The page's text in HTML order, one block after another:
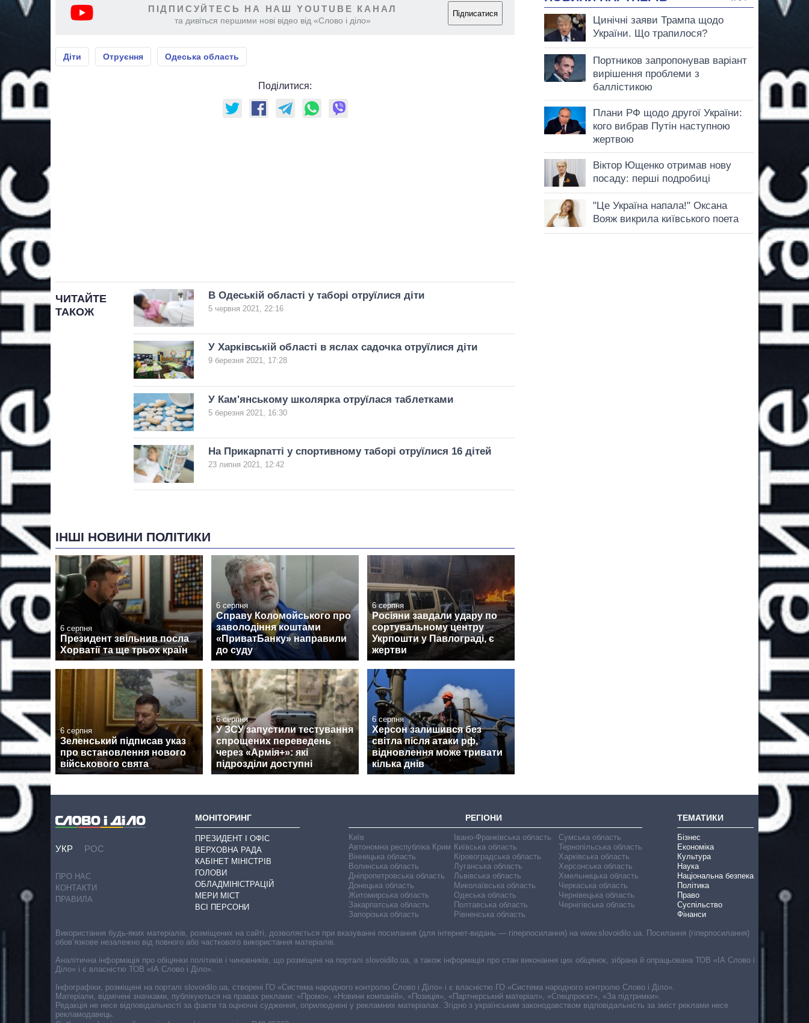
ПІДПИСУЙТЕСЬ НА НАШ YOUTUBE КАНАЛ
та дивіться першими нові відео від «Слово і діло»
Підписатися
Діти Отруєння Одеська область
Поділитися:
ЧИТАЙТЕ
ТАКОЖ
В Одеській області у таборі отруїлися діти
5 червня 2021, 22:16
У Харківській області в яслах садочка отруїлися діти
9 березня 2021, 17:28
У Кам'янському школярка отруїлася таблетками
5 березня 2021, 16:30
На Прикарпатті у спортивному таборі отруїлися 16 дітей
23 липня 2021, 12:42
ІНШІ НОВИНИ ПОЛІТИКИ
6 серпня
Президент звільнив посла
Хорватії та ще трьох країн
6 серпня
Справу Коломойського про
заволодіння коштами
«ПриватБанку» направили
до суду
6 серпня
Росіяни завдали удару по
сортувальному центру
Укрпошти у Павлограді, є
жертви
6 серпня
Зеленський підписав указ
про встановлення нового
військового свята
6 серпня
У ЗСУ запустили тестування
спрощених переведень
через «Армія+»: які
підрозділи доступні
6 серпня
Херсон залишився без
світла після атаки рф,
відновлення може тривати
кілька днів
УКР РОС
ПРО НАС
КОНТАКТИ
ПРАВИЛА
МОНІТОРИНГ
ПРЕЗИДЕНТ І ОФІС
ВЕРХОВНА РАДА
КАБІНЕТ МІНІСТРІВ
ГОЛОВИ
ОБЛАДМІНІСТРАЦІЙ
МЕРИ МІСТ
ВСІ ПЕРСОНИ
РЕГІОНИ
Київ
Автономна республіка Крим
Вінницька область
Волинська область
Дніпропетровська область
Донецька область
Житомирська область
Закарпатська область
Запорізька область
Івано-Франківська область
Київська область
Кіровоградська область
Луганська область
Львівська область
Миколаївська область
Одеська область
Полтавська область
Рівненська область
Сумська область
Тернопільська область
Харківська область
Херсонська область
Хмельницька область
Черкаська область
Чернівецька область
Чернігівська область
ТЕМАТИКИ
Бізнес
Економіка
Культура
Наука
Національна безпека
Політика
Право
Суспільство
Фінанси
Використання будь-яких матеріалів, розміщених на сайті, дозволяється при вказуванні посилання (для інтернет-видань — гіперпосилання) на www.slovoidilo.ua. Посилання (гіперпосилання)
обов’язкове незалежно від повного або часткового використання матеріалів.
Аналітична інформація про обіцянки політиків і чиновників, що розміщені на порталі slovoidilo.ua, а також інформація про стан виконання цих обіцянок, зібрана й опрацьована ТОВ «ІА Слово і
Діло» і є власністю ТОВ «ІА Слово і Діло».
Інфографіки, розміщені на порталі slovoidilo.ua, створені ГО «Система народного контролю Слово і Діло» і є власністю ГО «Система народного контролю Слово і Діло».
Матеріали, відмічені значками, публікуються на правах реклами: «Промо», «Новини компаній», «Позиція», «Партнерський матеріал», «Спецпроєкт», «За підтримки».
Редакція не несе відповідальності за факти та оціночні судження, оприлюднені у рекламних матеріалах. Згідно з українським законодавством відповідальність за зміст реклами несе
рекламодавець.